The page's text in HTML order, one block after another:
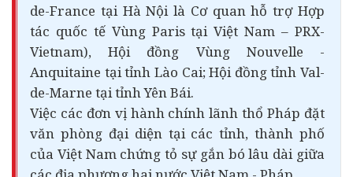
de-France tại Hà Nội là Cơ quan hỗ trợ Hợp
tác quốc tế Vùng Paris tại Việt Nam – PRX-
Vietnam), Hội đồng Vùng Nouvelle -
Anquitaine tại tỉnh Lào Cai; Hội đồng tỉnh Val-
de-Marne tại tỉnh Yên Bái.
Việc các đơn vị hành chính lãnh thổ Pháp đặt
văn phòng đại diện tại các tỉnh, thành phố
của Việt Nam chứng tỏ sự gắn bó lâu dài giữa